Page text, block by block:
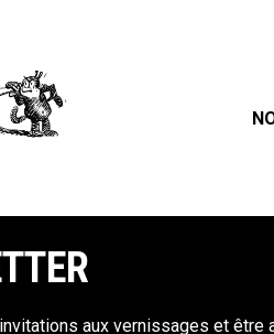
aux vernissages et être